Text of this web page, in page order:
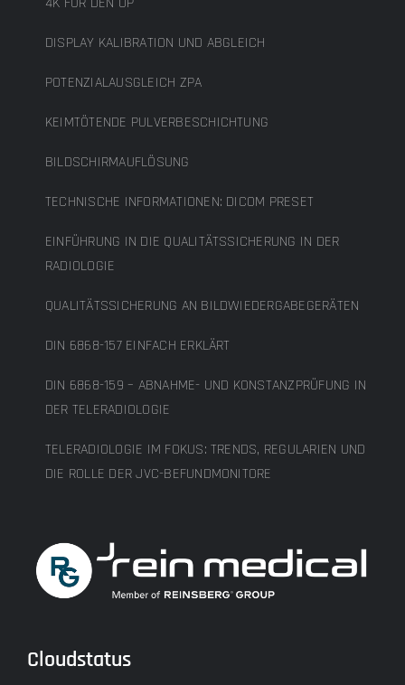
DISPLAY KALIBRATION UND ABGLEICH
POTENZIALAUSGLEICH ZPA
KEIMTÖTENDE PULVERBESCHICHTUNG
BILDSCHIRMAUFLÖSUNG
TECHNISCHE INFORMATIONEN: DICOM PRESET
EINFÜHRUNG IN DIE QUALITÄTSSICHERUNG IN DER
RADIOLOGIE
QUALITÄTSSICHERUNG AN BILDWIEDERGABEGERÄTEN
DIN 6868-157 EINFACH ERKLÄRT
DIN 6868-159 – ABNAHME- UND KONSTANZPRÜFUNG IN
DER TELERADIOLOGIE
TELERADIOLOGIE IM FOKUS: TRENDS, REGULARIEN UND
DIE ROLLE DER JVC-BEFUNDMONITORE
Cloudstatus